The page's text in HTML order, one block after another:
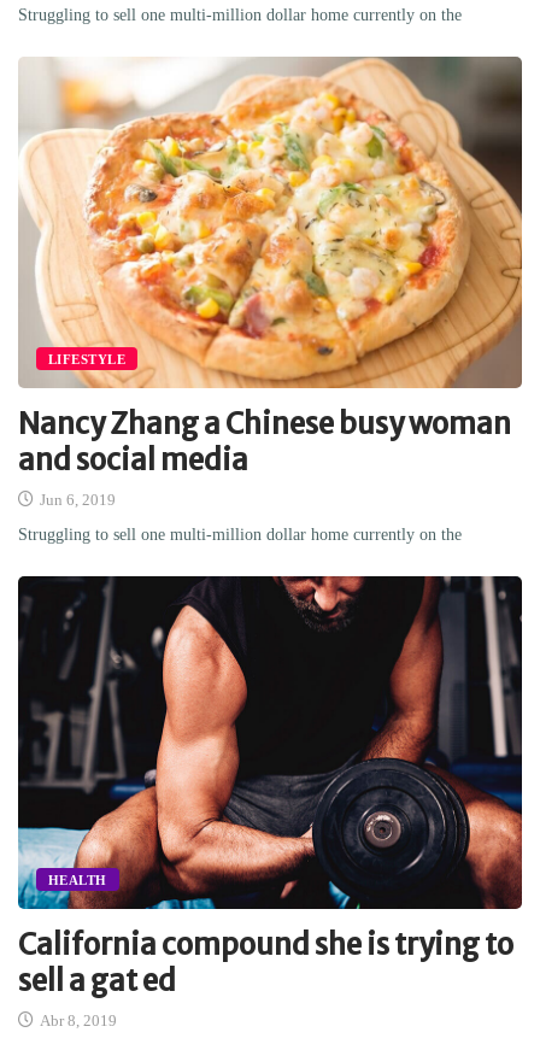
Struggling to sell one multi-million dollar home currently on the
LIFESTYLE
Nancy Zhang a Chinese busy woman
and social media
Jun 6, 2019
Struggling to sell one multi-million dollar home currently on the
HEALTH
California compound she is trying to
sell a gat ed
Abr 8, 2019